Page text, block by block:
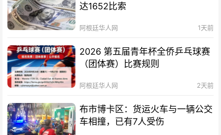
达1652比索
阿根廷华人网 1天前
2026 第五届青年杯全侨乒乓球赛
（团体赛）比赛规则
阿根廷华人网 2天前
布市博卡区：货运火车与一辆公交
车相撞，已有7人受伤